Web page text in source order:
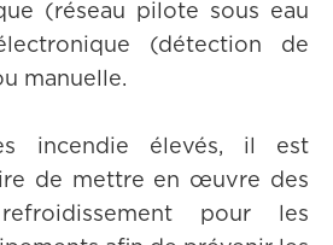
(réseau pilote sous eau
(détection de
manuelle.
incendie élevés, il est
de mettre en œuvre des
pour les